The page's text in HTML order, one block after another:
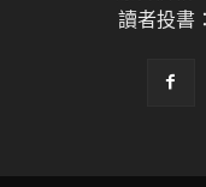
讀者投書